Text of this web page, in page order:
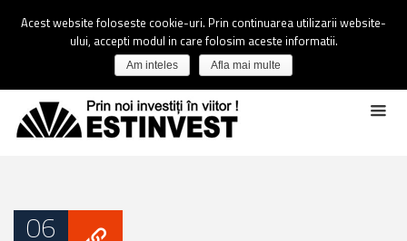
06
Acest website foloseste cookie-uri. Prin continuarea utilizarii website-
ului, accepti modul in care folosim aceste informatii.
Am inteles Afla mai multe